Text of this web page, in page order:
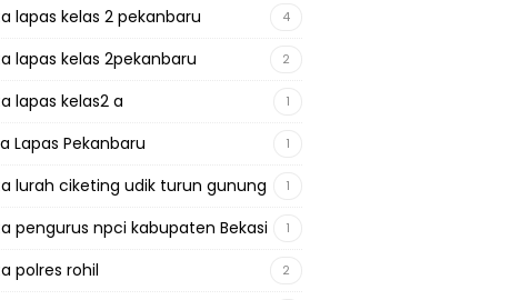
lapas kelas 2 pekanbaru 4
lapas kelas 2pekanbaru 2
lapas kelas2 a 1
Lapas Pekanbaru 1
lurah ciketing udik turun gunung 1
pengurus npci kabupaten Bekasi 1
polres rohil 2